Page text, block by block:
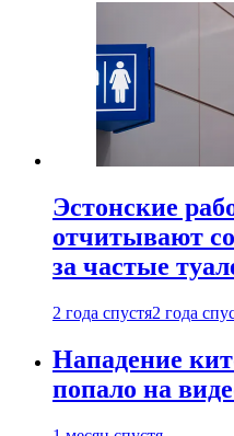
Эстонские
отчитывают
за частые
2 года спустя2 года
Нападение
попало на